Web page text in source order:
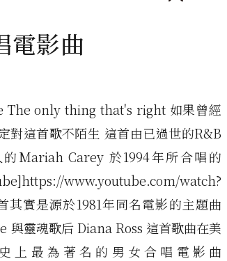
電影曲
only thing that's right 如果曾經
對這首歌不陌生 這首由已過世的R&B
Mariah Carey 於1994年所合唱的
www.youtube.com/watch?
實是源於1981年同名電影的主題曲
靈魂歌后 Diana Ross 這首歌曲在美
上最為著名的男女合唱電影曲